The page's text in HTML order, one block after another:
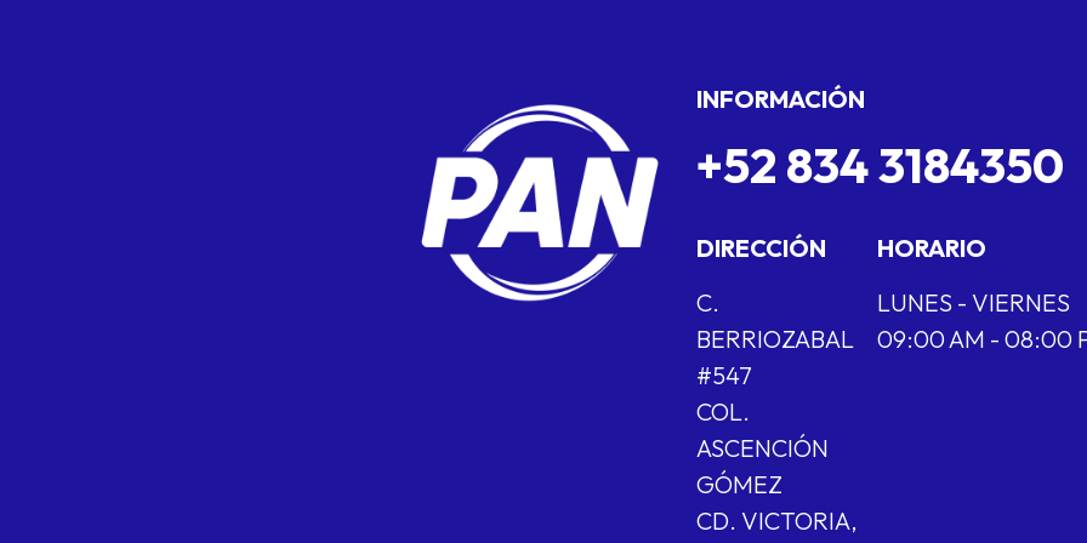
INFORMACIÓN
+52 834 3184350
DIRECCIÓN
C.
BERRIOZABAL
#547
COL.
ASCENCIÓN
GÓMEZ
CD. VICTORIA,
HORARIO
LUNES - VIERNES
09:00 AM - 08:00